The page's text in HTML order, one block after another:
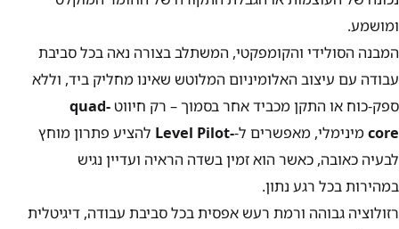
ומושמע.
המבנה הסולידי והקומפקטי, המשתלב בצורה נאה בכל סביבת
עבודה עם עיצוב האלומיניום המלוטש שאינו מחליק ביד, וללא
ספק-כוח או התקן מכביד אחר בסמוך – רק חיווט quad-
coreמינימלי, מאפשרים ל--Level Pilot
להציע פתרון מוחץ
לבעיה כאובה, כאשר הוא זמין בשדה הראיה ועדיין נגיש
במהירות בכל רגע נתון.
רזולוציה גבוהה ורמת רעש אפסית בכל סביבת עבודה, דיגיטלית